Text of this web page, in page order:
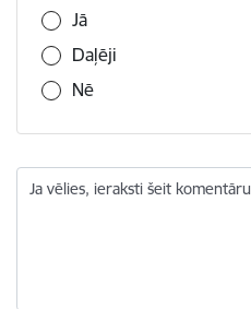
Jā
Daļēji
Nē
Ja vēlies, ieraksti šeit komentāru